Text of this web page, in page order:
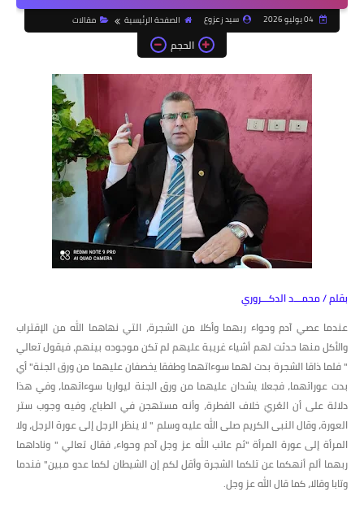
04 يوليو 2026 سيد زعزوع الصفحة الرئيسية مقالات
الحجم
بقلم / محمـــد الدكـــروري
عندما عصي آدم وحواء ربهما وأكلا من الشجرة، التي نهاهما الله من الإقتراب
والأكل منها حدثت لهم أشياء غريبة عليهم لم تكن موجوده بينهم، فيقول تعالي
" فلما ذاقا الشجرة بدت لهما سوءاتهما وطفقا يخصفان عليهما من ورق الجنة" أي
بدت عوراتهما، فجعلا يشدان عليهما من ورق الجنة ليواريا سوءاتهما، وفي هذا
دلالة على أن العُريّ خلاف الفطرة، وأنه مستهجن في الطباع، وفيه وجوب ستر
العورة، وقال النبى الكريم صلى الله عليه وسلم " لا ينظر الرجل إلى عورة الرجل، ولا
المرأة إلى عورة المرأة "ثم عاتب الله عز وجل آدم وحواء، فقال تعالي " وناداهما
ربهما ألم أنهكما عن تلكما الشجرة وأقل لكم إن الشيطان لكما عدو مبين" فندما
وتابا وقالا، كما قال الله عز وجل.